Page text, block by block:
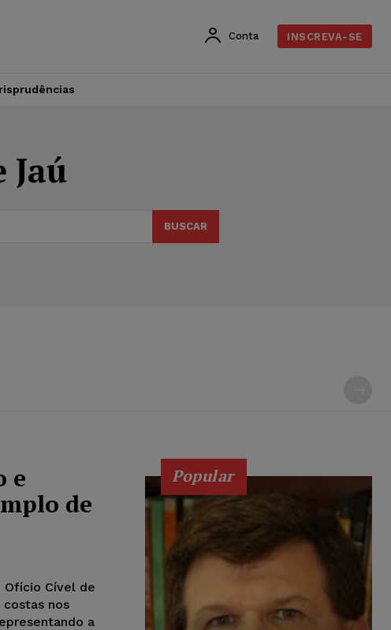
Conta INSCREVA-SE
Jaú
BUSCAR
e
de
Ofício Cível de
nos
a
Popular